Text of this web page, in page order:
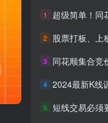
1 超级简单！同花顺
2 股票打板、上板、封板、
3 同花顺集合竞价选股
4 2024最新K线训练软件排
5 短线交易必须要懂的术
登录